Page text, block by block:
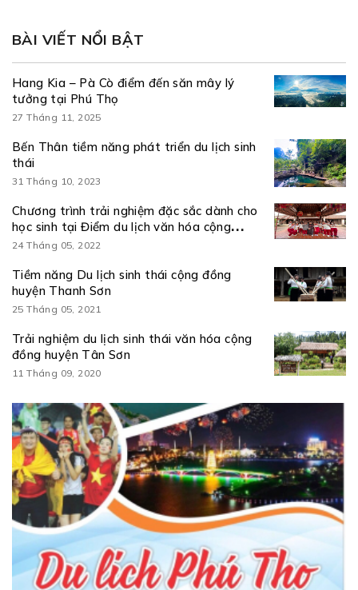
BÀI VIẾT NỔI BẬT
Hang Kia – Pà Cò điểm đến săn mây lý
tưởng tại Phú Thọ
27 Tháng 11, 2025
Bến Thân tiềm năng phát triển du lịch sinh
thái
31 Tháng 10, 2023
Chương trình trải nghiệm đặc sắc dành cho
học sinh tại Điểm du lịch văn hóa cộng
đồng Hùng Lô
24 Tháng 05, 2022
Tiềm năng Du lịch sinh thái cộng đồng
huyện Thanh Sơn
25 Tháng 05, 2021
Trải nghiệm du lịch sinh thái văn hóa cộng
đồng huyện Tân Sơn
11 Tháng 09, 2020